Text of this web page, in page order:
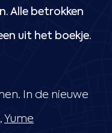
Alle betrokken
uit het boekje.
In de nieuwe
Yume